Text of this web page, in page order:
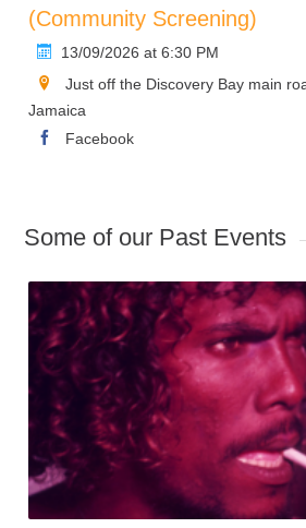
(Community Screening)
13/09/2026 at 6:30 PM
Just off the Discovery Bay main
Jamaica
Facebook
Some of our Past Events